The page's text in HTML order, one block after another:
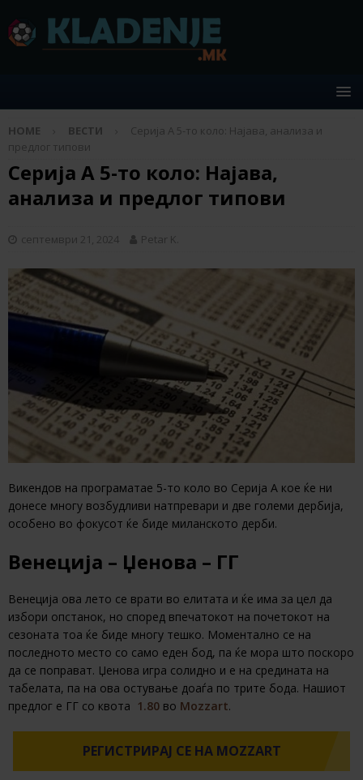
HOME ВЕСТИ
Серија А 5-то коло: Најава, анализа и
предлог типови
Серија А 5-то коло: Најава,
анализа и предлог типови
септември 21, 2024 Petar K.
Викендов на програматае 5-то коло во Серија А кое ќе ни
донесе многу возбудливи натпревари и две големи дербија,
особено во фокусот ќе биде миланското дерби.
Венеција – Џенова – ГГ
Венеција ова лето се врати во елитата и ќе има за цел да
избори опстанок, но според впечатокот на почетокот на
сезоната тоа ќе биде многу тешко. Моментално се на
последното место со само еден бод, па ќе мора што поскоро
да се поправат. Џенова игра солидно и е на средината на
табелата, па на ова остување доаѓа по трите бода. Нашиот
предлог е ГГ со квота 1.80 во Mozzart.
РЕГИСТРИРАЈ СЕ НА MOZZART